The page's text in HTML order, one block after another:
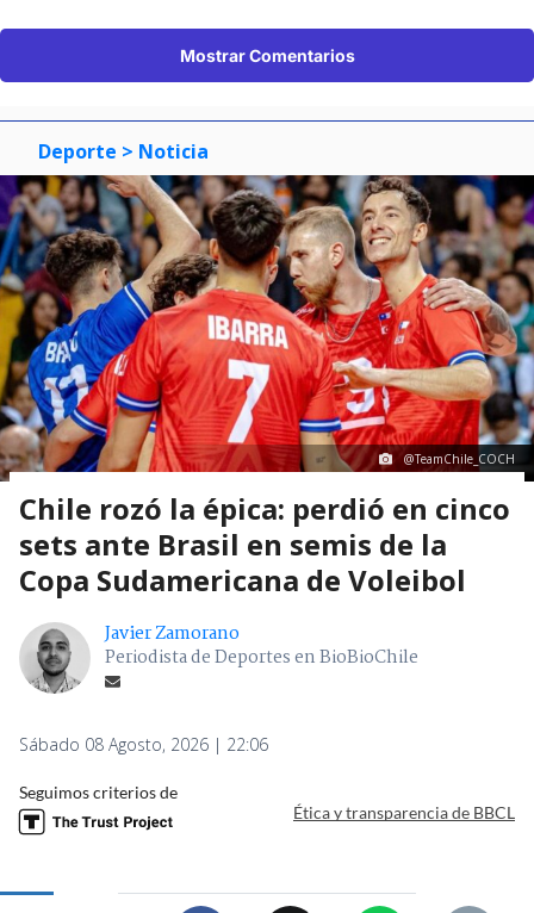
Mostrar Comentarios
Deporte > Noticia
@TeamChile_COCH
Chile rozó la épica: perdió en cinco
sets ante Brasil en semis de la
Copa Sudamericana de Voleibol
Javier Zamorano
Periodista de Deportes en BioBioChile
Sábado 08 Agosto, 2026 | 22:06
Seguimos criterios de
Ética y transparencia de BBCL